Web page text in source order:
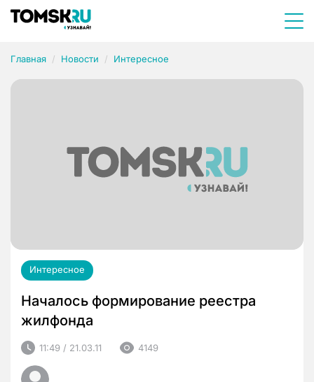
Главная Новости Интересное
Интересное
Началось формирование реестра
жилфонда
11:49 / 21.03.11 4149